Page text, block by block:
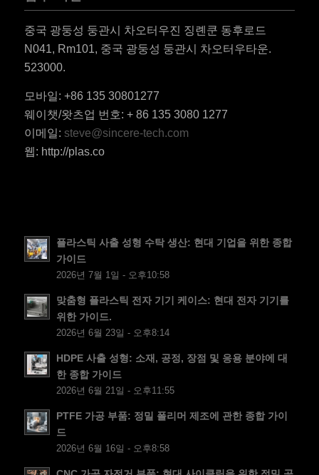
중국 광둥성 둥관시 차오터우진 징롄쿤 동후로드
N041, Rm101, 중국 광둥성 둥관시 차오터우타운.
523000.
모바일: +86 135 30801277
웨이챗/왓츠업 번호: + 86 135 3080 1277
이메일: steve@sincere-tech.com
웹: http://plas.co
플라스틱 사출 성형 수탁 생산: 현대 기업을 위한 종합
가이드
2026년 7월 1일 - 오후10:58
맞춤형 플라스틱 전자 기기 케이스: 현대 전자 기기를
위한 가이드.
2026년 6월 23일 - 오후8:14
HDPE 사출 성형: 소재, 공정, 장점 및 응용 분야에 대
한 종합 가이드
2026년 6월 21일 - 오후11:55
PTFE 가공 부품: 정밀 폴리머 제조에 관한 종합 가이
드
2026년 6월 16일 - 오후8:58
NL
PL
AR
ES
JA
PT
DA
FI
HU
RO
ES_MX